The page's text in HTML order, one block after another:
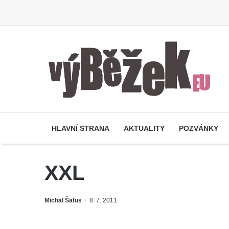
HLAVNÍ STRANA AKTUALITY POZVÁNKY
XXL
Michal Šafus 8. 7. 2011